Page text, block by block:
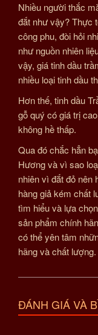
Nhiều người thắc
đắt như vậy? Thực
công phu, đòi hỏi
như nguồn nhiên
vậy, giá tinh dầu
nhiều loại tinh dầu
Hơn thế, tinh dầu
gỗ quý có giá trị
không hề thấp.
Qua đó chắc hẳn
Hương và vì sao
nhiên vì đắt đỏ nên
hàng giả kém chất
tìm hiểu và lựa
sản phẩm chính
có thể yên tâm
hãng và chất lượng.
ĐÁNH GIÁ VÀ